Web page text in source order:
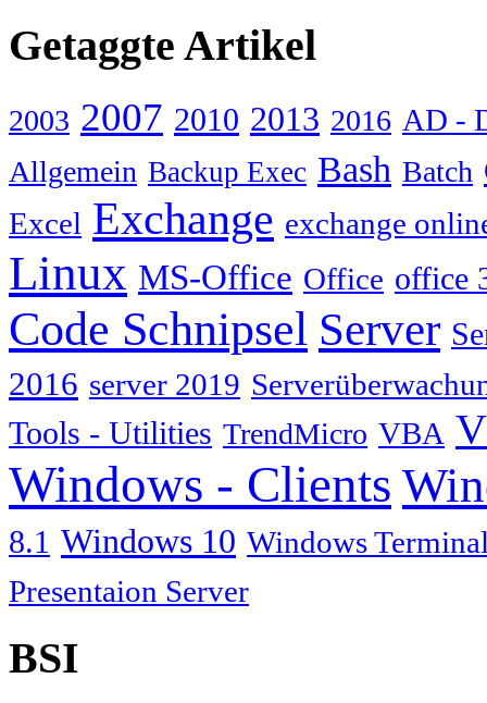
Getaggte Artikel
2003 2007 2010 2013 2016 AD -
Allgemein Backup Exec Bash Batch
Excel Exchange exchange
Linux MS-Office Office office
Code Schnipsel Server
2016 server 2019
Tools - Utilities TrendMicro VBA
Windows - Clients
8.1 Windows 10 Windows
Presentaion Server
BSI